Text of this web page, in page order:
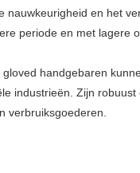
nauwkeurigheid en het
periode en met lagere
handgebaren
industrieën. Zijn
verbruiksgoederen.